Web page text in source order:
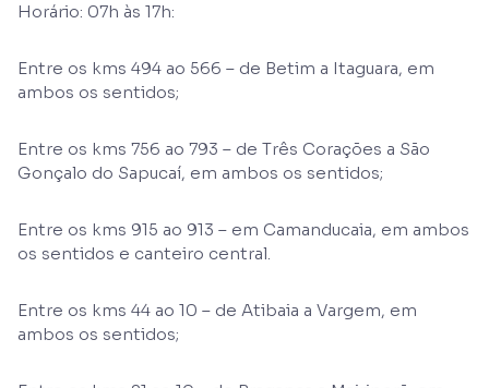
Horário: 07h às 17h:
Entre os kms 494 ao 566 – de Betim a Itaguara, em
ambos os sentidos;
Entre os kms 756 ao 793 – de Três Corações a São
Gonçalo do Sapucaí, em ambos os sentidos;
Entre os kms 915 ao 913 – em Camanducaia, em ambos
os sentidos e canteiro central.
Entre os kms 44 ao 10 – de Atibaia a Vargem, em
ambos os sentidos;